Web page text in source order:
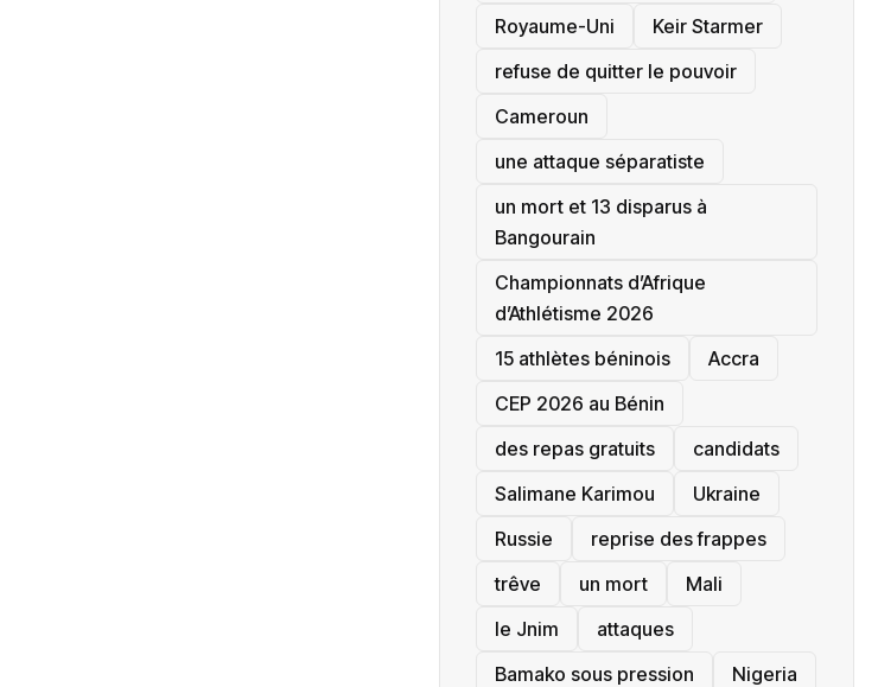
‎Royaume-Uni
Keir Starmer
refuse de quitter le pouvoir
‎Cameroun
une attaque séparatiste
un mort et 13 disparus à
Bangourain
‎Championnats d’Afrique
d’Athlétisme 2026
15 athlètes béninois
Accra
‎CEP 2026 au Bénin
des repas gratuits
candidats
Salimane Karimou
Ukraine
Russie
reprise des frappes
trêve
un mort
Mali
le Jnim
attaques
Bamako sous pression
‎Nigeria